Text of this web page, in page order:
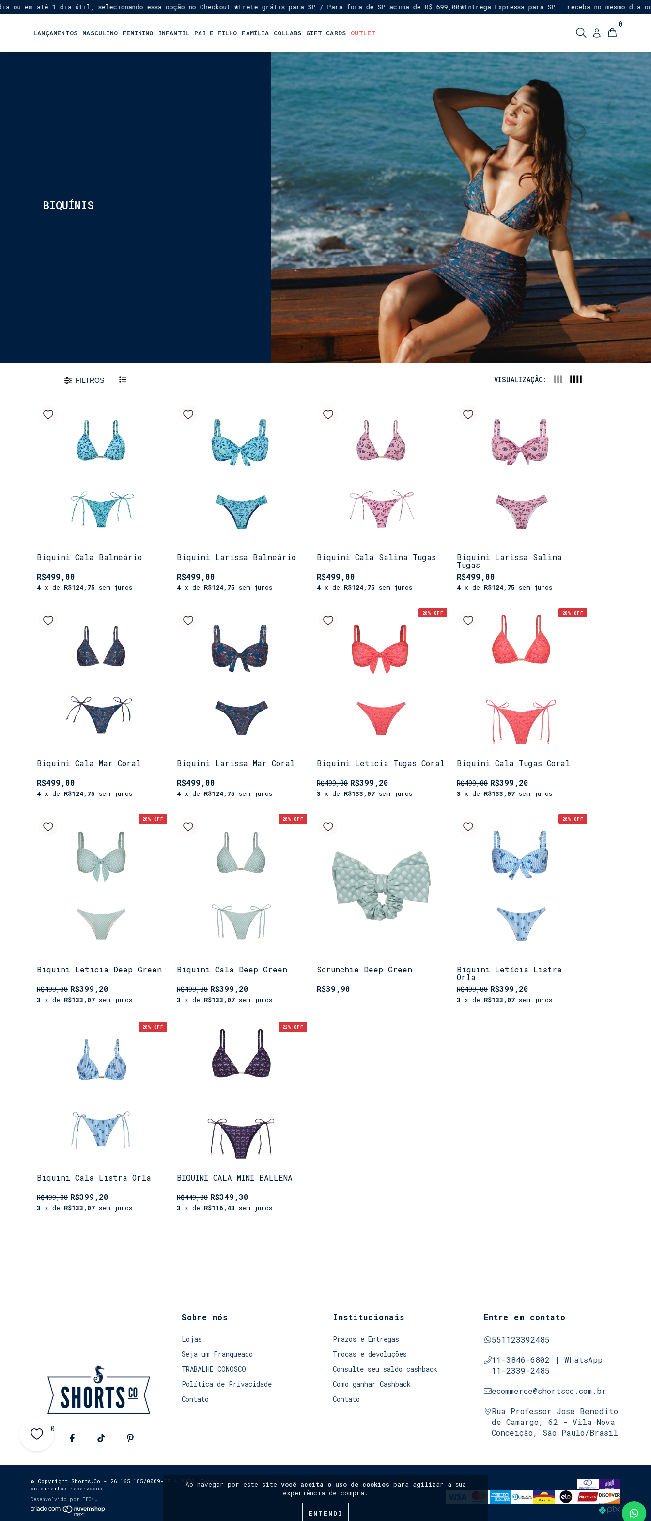
até 1 dia útil, selecionando essa opção no Checkout!★Frete grátis para SP / Para fora de SP acima de R$ 699,00 ★Entrega Expressa para SP - receba no mesmo dia ou
LANÇAMENTOS MASCULINO FEMININO INFANTIL PAI E FILHO FAMÍLIA COLLABS GIFT CARDS OUTLET
0
Ao navegar por este site você aceita o uso de cookies para agilizar a sua
experiência de compra.
ENTENDI
BIQUÍNIS
FILTROS VISUALIZAÇÃO:
Biquini Cala Balneário
R$499,00
4 x de R$124,75 sem juros
Biquini Larissa Balneário
R$499,00
4 x de R$124,75 sem juros
Biquini Cala Salina Tugas
R$499,00
4 x de R$124,75 sem juros
Biquini Larissa Salina
Tugas
R$499,00
4 x de R$124,75 sem juros
Biquini Cala Mar Coral
R$499,00
4 x de R$124,75 sem juros
Biquini Larissa Mar Coral
R$499,00
4 x de R$124,75 sem juros
20% OFF
Biquini Leticia Tugas Coral
R$499,00 R$399,20
3 x de R$133,07 sem juros
20% OFF
Biquini Cala Tugas Coral
R$499,00 R$399,20
3 x de R$133,07 sem juros
20% OFF
Biquini Leticia Deep Green
R$499,00 R$399,20
3 x de R$133,07 sem juros
20% OFF
Biquini Cala Deep Green
R$499,00 R$399,20
3 x de R$133,07 sem juros
Scrunchie Deep Green
R$39,90
20% OFF
Biquini Letícia Listra
Orla
R$499,00 R$399,20
3 x de R$133,07 sem juros
20% OFF
Biquini Cala Listra Orla
R$499,00 R$399,20
3 x de R$133,07 sem juros
22% OFF
BIQUINI CALA MINI BALLENA
R$449,00 R$349,30
3 x de R$116,43 sem juros
Sobre nós
Lojas
Seja um Franqueado
TRABALHE CONOSCO
Política de Privacidade
Contato
Institucionais
Prazos e Entregas
Trocas e devoluções
Consulte seu saldo cashback
Como ganhar Cashback
Contato
Entre em contato
551123392485
11-3846-6802 | WhatsApp
11-2339-2485
ecommerce@shortsco.com.br
Rua Professor José Benedito
de Camargo, 62 - Vila Nova
Conceição, São Paulo/Brasil
© Copyright Shorts.Co - 26.165.185/0009-35 - 2026. Todos
os direitos reservados.
Desenvolvido por TEC4U
0